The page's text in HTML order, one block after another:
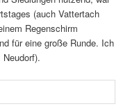
(auch Vattertach
Regenschirm
für eine große Runde. Ich